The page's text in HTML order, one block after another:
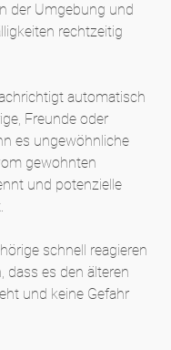
der Umgebung und
rechtzeitig
automatisch
Freunde oder
es ungewöhnliche
gewohnten
und potenzielle
schnell reagieren
dass es den älteren
und keine Gefahr